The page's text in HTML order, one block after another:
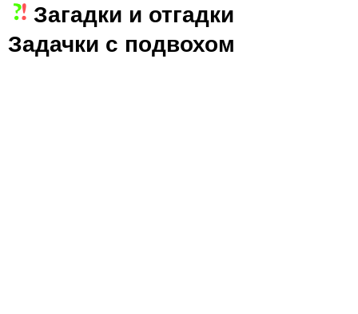
Jump to navigation
Загадки и отгадки
Задачки с подвохом